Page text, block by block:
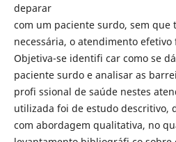
deparar
com um paciente surdo, sem que
necessária, o atendimento
Objetiva-se identifi car como se
paciente surdo e analisar as
profi ssional de saúde nestes
utilizada foi de estudo descritivo,
com abordagem qualitativa, no